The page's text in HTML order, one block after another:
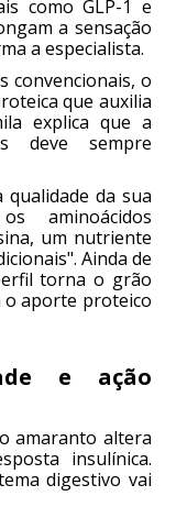
como GLP-1 e
a sensação
a especialista.
convencionais, o
que auxilia
explica que a
deve sempre
da sua
aminoácidos
um nutriente
Ainda de
torna o grão
o aporte proteico
e ação
amaranto altera
insulínica.
digestivo vai